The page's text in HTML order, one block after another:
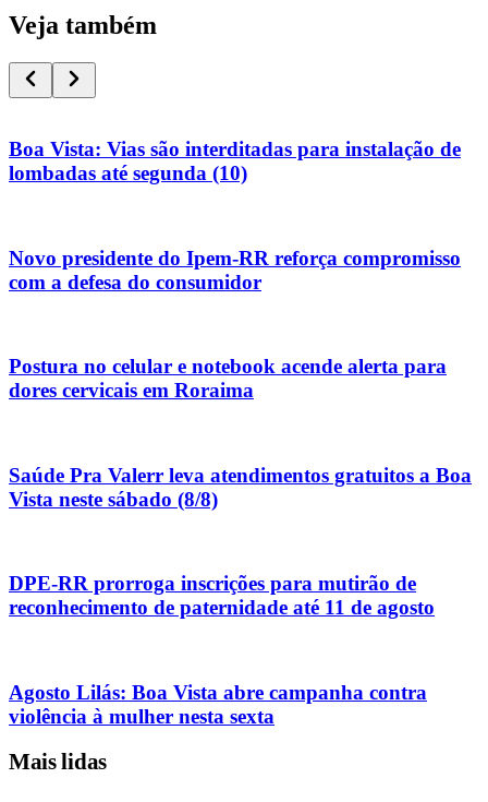
Veja também
Boa Vista: Vias são interditadas para instalação de
lombadas até segunda (10)
Novo presidente do Ipem-RR reforça compromisso
com a defesa do consumidor
Postura no celular e notebook acende alerta para
dores cervicais em Roraima
Saúde Pra Valerr leva atendimentos gratuitos a Boa
Vista neste sábado (8/8)
DPE-RR prorroga inscrições para mutirão de
reconhecimento de paternidade até 11 de agosto
Agosto Lilás: Boa Vista abre campanha contra
violência à mulher nesta sexta
Mais lidas